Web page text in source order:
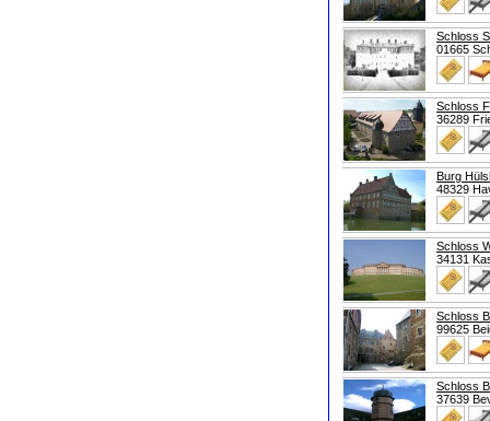
Schloss
01665
Schloss
36289
Burg
48329
Schloss
34131
Schloss
99625
Schloss
37639